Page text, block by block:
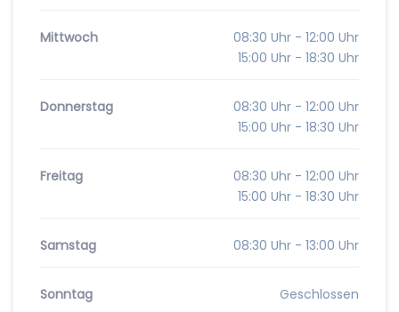
Mittwoch
08:30 Uhr - 12:00 Uhr
15:00 Uhr - 18:30 Uhr
Donnerstag
08:30 Uhr - 12:00 Uhr
15:00 Uhr - 18:30 Uhr
Freitag
08:30 Uhr - 12:00 Uhr
15:00 Uhr - 18:30 Uhr
Samstag 08:30 Uhr - 13:00 Uhr
Sonntag Geschlossen